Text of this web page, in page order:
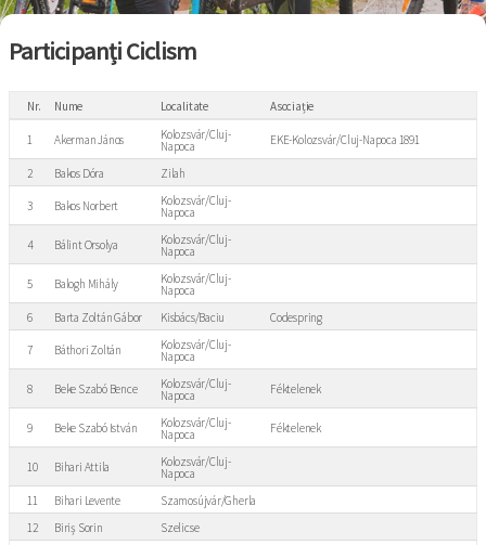
Participanți Ciclism
Nr. Nume Localitate Asociație
1 Akerman János Kolozsvár/Cluj-
Napoca EKE-Kolozsvár/Cluj-Napoca 1891
2 Bakos Dóra Zilah
3 Bakos Norbert Kolozsvár/Cluj-
Napoca
4 Bálint Orsolya Kolozsvár/Cluj-
Napoca
5 Balogh Mihály Kolozsvár/Cluj-
Napoca
6
Barta Zoltán Gábor Kisbács/Baciu Codespring
7 Báthori Zoltán Kolozsvár/Cluj-
Napoca
8 Beke Szabó Bence Kolozsvár/Cluj-
Napoca Féktelenek
9 Beke Szabó István Kolozsvár/Cluj-
Napoca Féktelenek
10 Bihari Attila Kolozsvár/Cluj-
Napoca
11
Bihari Levente
Szamosújvár/Gherla
12
Biriș Sorin Szelicse